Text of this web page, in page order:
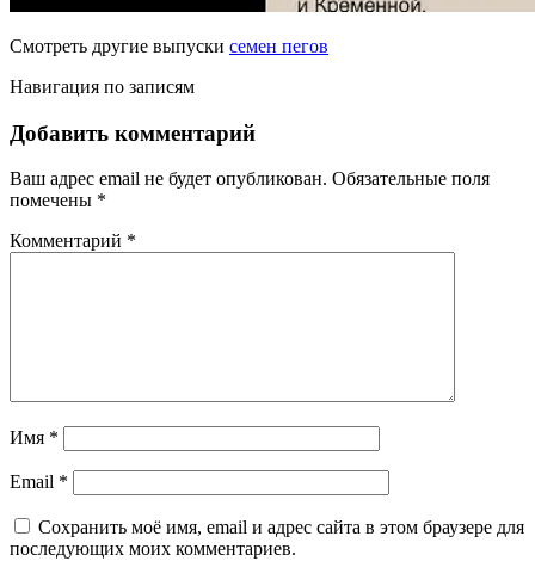
Смотреть другие выпуски семен пегов
Навигация по записям
Добавить комментарий
Ваш адрес email не будет опубликован. Обязательные поля
помечены *
Комментарий *
Имя *
Email *
Сохранить моё имя, email и адрес сайта в этом браузере для
последующих моих комментариев.